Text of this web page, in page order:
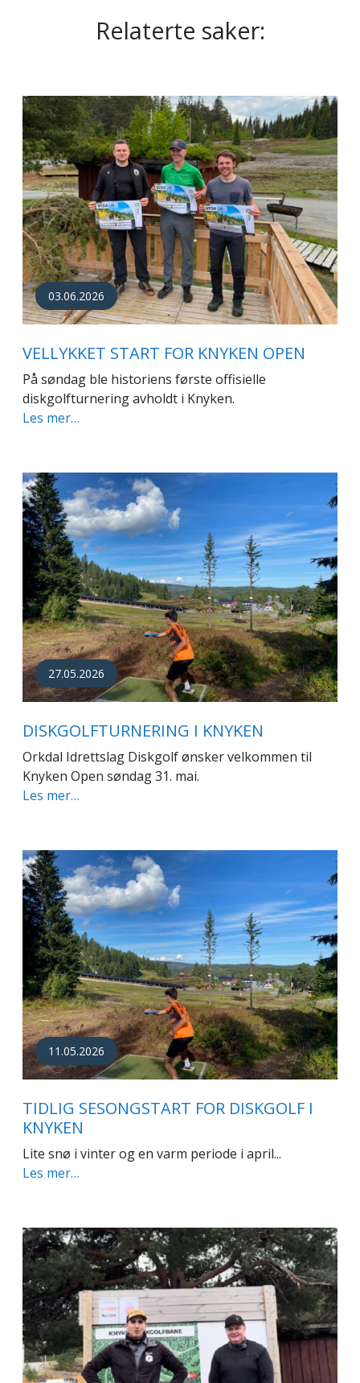
Relaterte saker:
03.06.2026
VELLYKKET START FOR KNYKEN OPEN
På søndag ble historiens første offisielle
diskgolfturnering avholdt i Knyken.
Les mer…
27.05.2026
DISKGOLFTURNERING I KNYKEN
Orkdal Idrettslag Diskgolf ønsker velkommen til
Knyken Open søndag 31. mai.
Les mer…
11.05.2026
TIDLIG SESONGSTART FOR DISKGOLF I
KNYKEN
Lite snø i vinter og en varm periode i april...
Les mer…